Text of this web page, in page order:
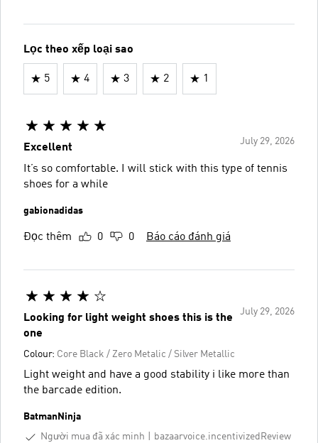
Lọc theo xếp loại sao
5 4 3 2 1
July 29, 2026
Excellent
It’s so comfortable. I will stick with this type of tennis
shoes for a while
gabionadidas
Đọc thêm 0 0 Báo cáo đánh giá
July 29, 2026
Looking for light weight shoes this is the
one
Colour: Core Black / Zero Metalic / Silver Metallic
Light weight and have a good stability i like more than
the barcade edition.
BatmanNinja
Người mua đã xác minh
bazaarvoice.incentivizedReview